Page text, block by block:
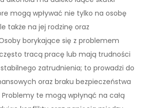
mogą wpływać nie tylko na osobę
także na jej rodzinę oraz
borykające się z problemem
tracą pracę lub mają trudności
zatrudnienia; to prowadzi do
oraz braku bezpieczeństwa
te mogą wpłynąć na całą